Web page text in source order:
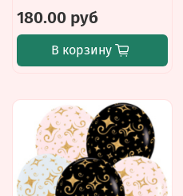
180.00 руб
В корзину